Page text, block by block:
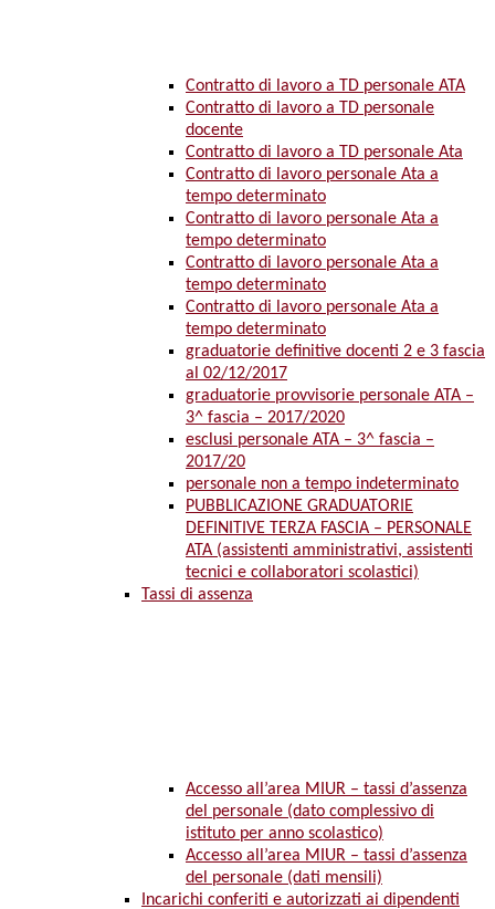
Contratto di lavoro a TD personale ATA
Contratto di lavoro a TD personale
docente
Contratto di lavoro a TD personale Ata
Contratto di lavoro personale Ata a
tempo determinato
Contratto di lavoro personale Ata a
tempo determinato
Contratto di lavoro personale Ata a
tempo determinato
Contratto di lavoro personale Ata a
tempo determinato
graduatorie definitive docenti 2 e 3 fascia
al 02/12/2017
graduatorie provvisorie personale ATA –
3^ fascia – 2017/2020
esclusi personale ATA – 3^ fascia –
2017/20
personale non a tempo indeterminato
PUBBLICAZIONE GRADUATORIE
DEFINITIVE TERZA FASCIA – PERSONALE
ATA (assistenti amministrativi, assistenti
tecnici e collaboratori scolastici)
Tassi di assenza
Accesso all’area MIUR – tassi d’assenza
del personale (dato complessivo di
istituto per anno scolastico)
Accesso all’area MIUR – tassi d’assenza
del personale (dati mensili)
Incarichi conferiti e autorizzati ai dipendenti